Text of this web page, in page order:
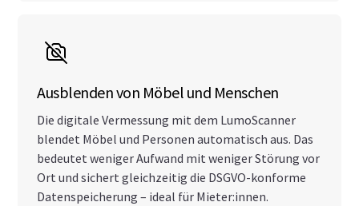
Ausblenden von Möbel und Menschen
Die digitale Vermessung mit dem LumoScanner
blendet Möbel und Personen automatisch aus. Das
bedeutet weniger Aufwand mit weniger Störung vor
Ort und sichert gleichzeitig die DSGVO-konforme
Datenspeicherung – ideal für Mieter:innen.